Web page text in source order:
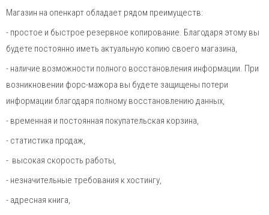
Магазин на опенкарт обладает рядом преимуществ:
- простое и быстрое резервное копирование. Благодаря этому вы
будете постоянно иметь актуальную копию своего магазина,
- наличие возможности полного восстановления информации. При
возникновении форс-мажора вы будете защищены потери
информации благодаря полному восстановлению данных,
- временная и постоянная покупательская корзина,
- статистика продаж,
- высокая скорость работы,
- незначительные требования к хостингу,
- адресная книга,
send